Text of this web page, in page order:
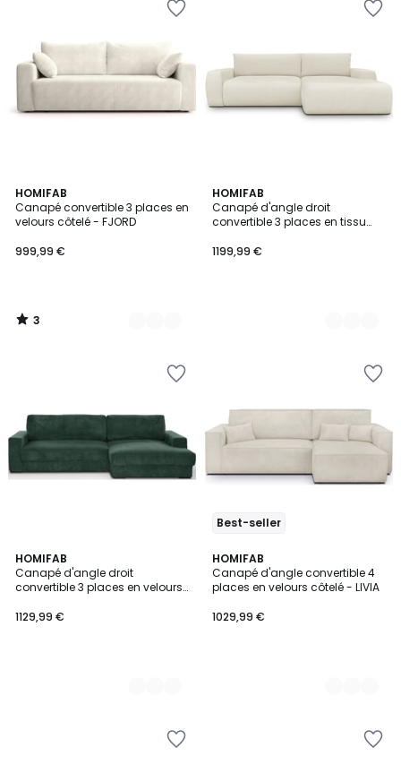
HOMIFAB
Canapé convertible 3 places en
velours côtelé - FJORD
999,99 €
3
/
5
3
Couleurs
3
/
HOMIFAB
Canapé d'angle droit
convertible 3 places en tissu
1199,99 €
2
Couleurs
HOMIFAB
Canapé d'angle droit
convertible 3 places en velours
1129,99 €
4
Couleurs
Best-seller
HOMIFAB
Canapé d'angle convertible 4
places en velours côtelé - LIVIA
1029,99 €
6
Couleurs